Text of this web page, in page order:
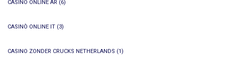
CASINO ONLINE AR (6)
CASINÒ ONLINE IT (3)
CASINO ZONDER CRUCKS NETHERLANDS (1)